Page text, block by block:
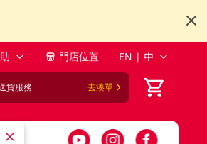
門店位置 EN | 中
貨服務 去湊單